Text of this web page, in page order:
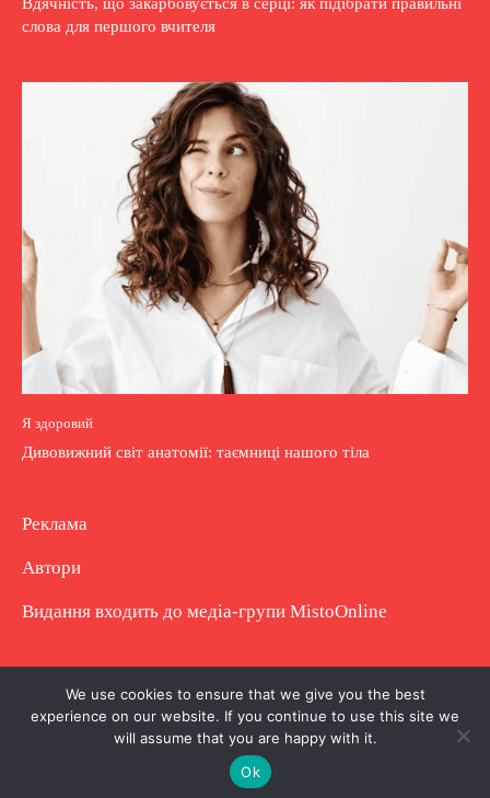
слова для першого вчителя
Я здоровий
Дивовижний світ анатомії: таємниці нашого тіла
Реклама
Автори
Видання входить до медіа-групи MistoOnline
Copyright © Повне використання матеріалу
заборонено. Частково можна з гіперпосиланням.
We use cookies to ensure that we give you the best
experience on our website. If you continue to use this site we
will assume that you are happy with it.
Ok